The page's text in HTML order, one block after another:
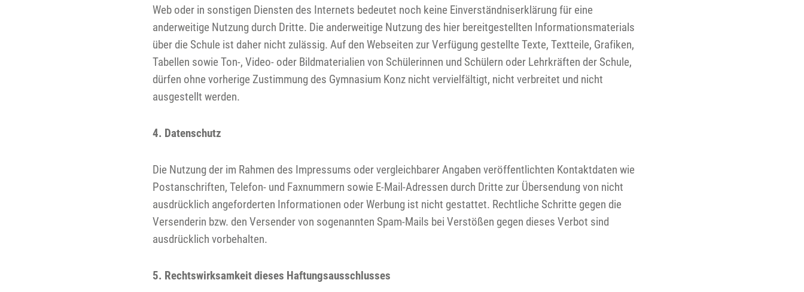
Web oder in sonstigen Diensten des Internets bedeutet noch keine Einverständniserklärung für eine
anderweitige Nutzung durch Dritte. Die anderweitige Nutzung des hier bereitgestellten Informationsmaterials
über die Schule ist daher nicht zulässig. Auf den Webseiten zur Verfügung gestellte Texte, Textteile, Grafiken,
Tabellen sowie Ton-, Video- oder Bildmaterialien von Schülerinnen und Schülern oder Lehrkräften der Schule,
dürfen ohne vorherige Zustimmung des Gymnasium Konz nicht vervielfältigt, nicht verbreitet und nicht
ausgestellt werden.
4. Datenschutz
Die Nutzung der im Rahmen des Impressums oder vergleichbarer Angaben veröffentlichten Kontaktdaten wie
Postanschriften, Telefon- und Faxnummern sowie E-Mail-Adressen durch Dritte zur Übersendung von nicht
ausdrücklich angeforderten Informationen oder Werbung ist nicht gestattet. Rechtliche Schritte gegen die
Versenderin bzw. den Versender von sogenannten Spam-Mails bei Verstößen gegen dieses Verbot sind
ausdrücklich vorbehalten.
5. Rechtswirksamkeit dieses Haftungsausschlusses